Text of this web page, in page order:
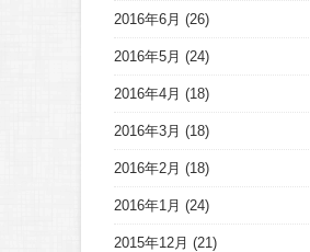
2016年6月 (26)
2016年5月 (24)
2016年4月 (18)
2016年3月 (18)
2016年2月 (18)
2016年1月 (24)
2015年12月 (21)